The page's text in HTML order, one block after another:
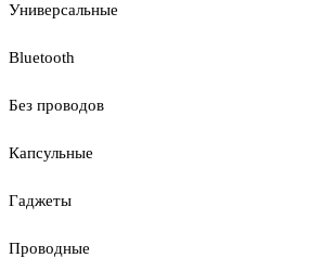
Универсальные
Bluetooth
Без проводов
Капсульные
Гаджеты
Проводные